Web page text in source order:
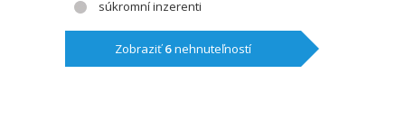
súkromní inzerenti
Zobraziť6nehnuteľností